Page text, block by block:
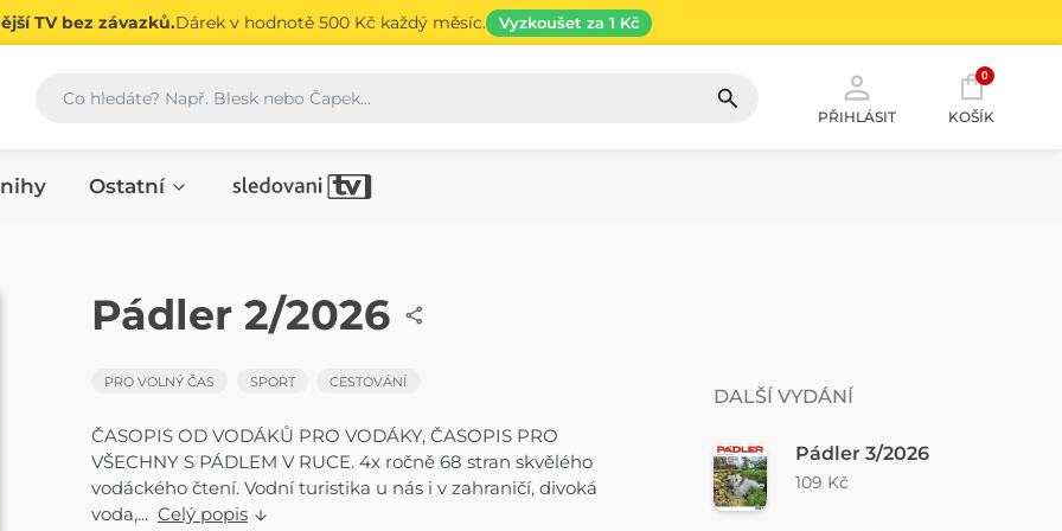
TV bez závazků.Dárek v hodnotě 500 Kč každý měsíc. Vyzkoušet za 1 Kč
Vyhledávání
PŘIHLÁSIT
0
KOŠÍK
Ostatní
ČASOPIS
Pádler 2/2026
PRO VOLNÝ ČAS SPORT CESTOVÁNÍ
ČASOPIS OD VODÁKŮ PRO VODÁKY, ČASOPIS PRO
VŠECHNY S PÁDLEM V RUCE. 4x ročně 68 stran skvělého
vodáckého čtení. Vodní turistika u nás i v zahraničí, divoká
voda,... Celý popis
DALŠÍ VYDÁNÍ
Pádler 3/2026
109 Kč